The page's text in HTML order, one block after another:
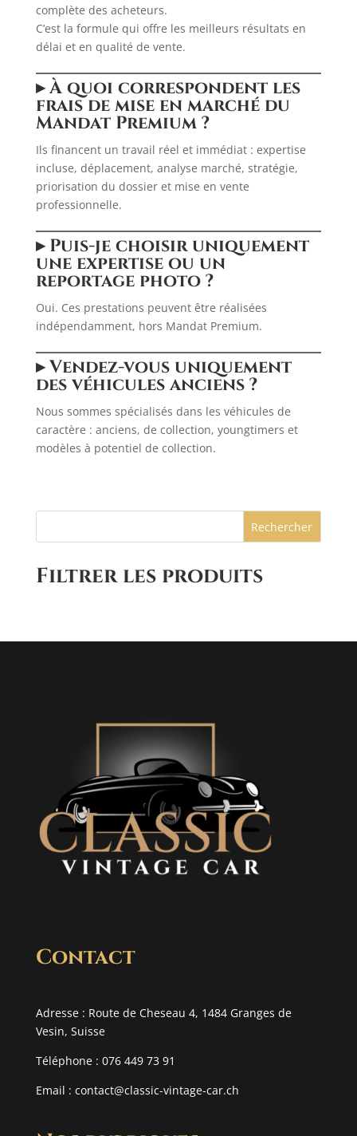
complète des acheteurs.
C’est la formule qui offre les meilleurs résultats en
délai et en qualité de vente.
▸ À quoi correspondent les
frais de mise en marché du
Mandat Premium ?
Ils financent un travail réel et immédiat : expertise
incluse, déplacement, analyse marché, stratégie,
priorisation du dossier et mise en vente
professionnelle.
▸ Puis-je choisir uniquement
une expertise ou un
reportage photo ?
Oui. Ces prestations peuvent être réalisées
indépendamment, hors Mandat Premium.
▸ Vendez-vous uniquement
des véhicules anciens ?
Nous sommes spécialisés dans les véhicules de
caractère : anciens, de collection, youngtimers et
modèles à potentiel de collection.
Rechercher
Filtrer les produits
Contact
Adresse : Route de Cheseau 4, 1484 Granges de
Vesin, Suisse
Téléphone : 076 449 73 91
Email : contact@classic-vintage-car.ch